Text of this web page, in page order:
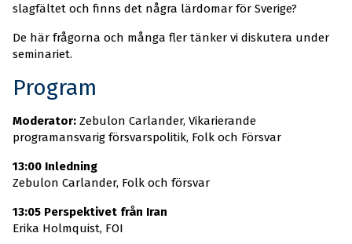
slagfältet och finns det några lärdomar för Sverige?
De här frågorna och många fler tänker vi diskutera under
seminariet.
Program
Moderator: Zebulon Carlander, Vikarierande
programansvarig försvarspolitik, Folk och Försvar
13:00 Inledning
Zebulon Carlander, Folk och försvar
13:05 Perspektivet från Iran
Erika Holmquist, FOI